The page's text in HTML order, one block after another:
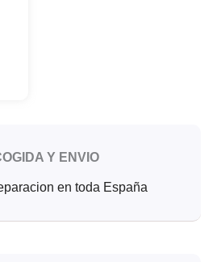
Y ENVIO
en toda España